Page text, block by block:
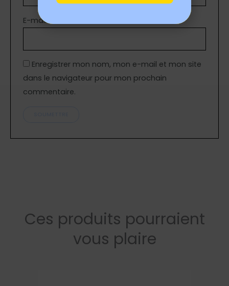
E-mail
Enregistrer mon nom, mon e-mail et mon site
dans le navigateur pour mon prochain
commentaire.
Ces produits pourraient
vous plaire